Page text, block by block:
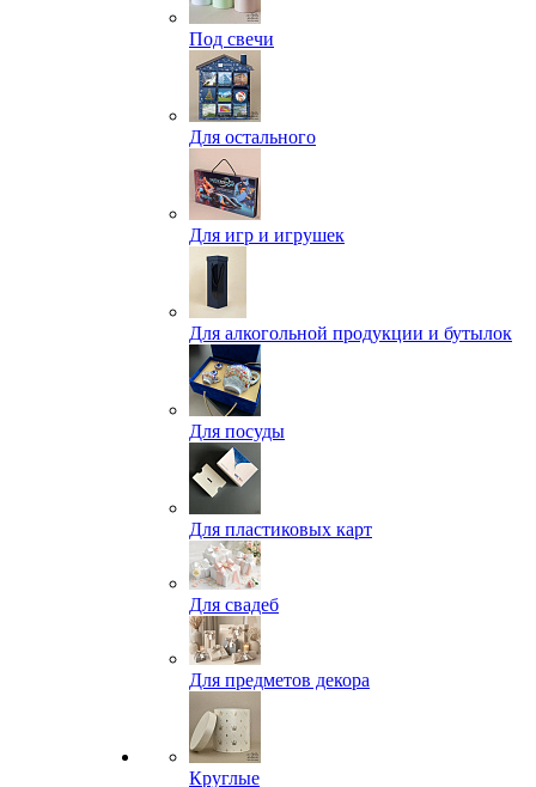
Под свечи
Для остального
Для игр и игрушек
Для алкогольной продукции и бутылок
Для посуды
Для пластиковых карт
Для свадеб
Для предметов декора
Круглые